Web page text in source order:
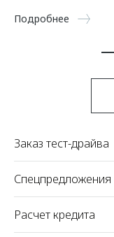
Подробнее
Заказ тест-драйва
Спецпредложения
Расчет кредита